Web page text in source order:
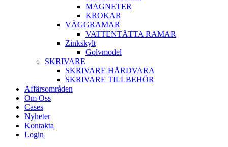
MAGNETER
KROKAR
VÄGGRAMAR
VATTENTÄTTA RAMAR
Zinkskylt
Golvmodel
SKRIVARE
SKRIVARE HÅRDVARA
SKRIVARE TILLBEHÖR
Affärsområden
Om Oss
Cases
Nyheter
Kontakta
Login